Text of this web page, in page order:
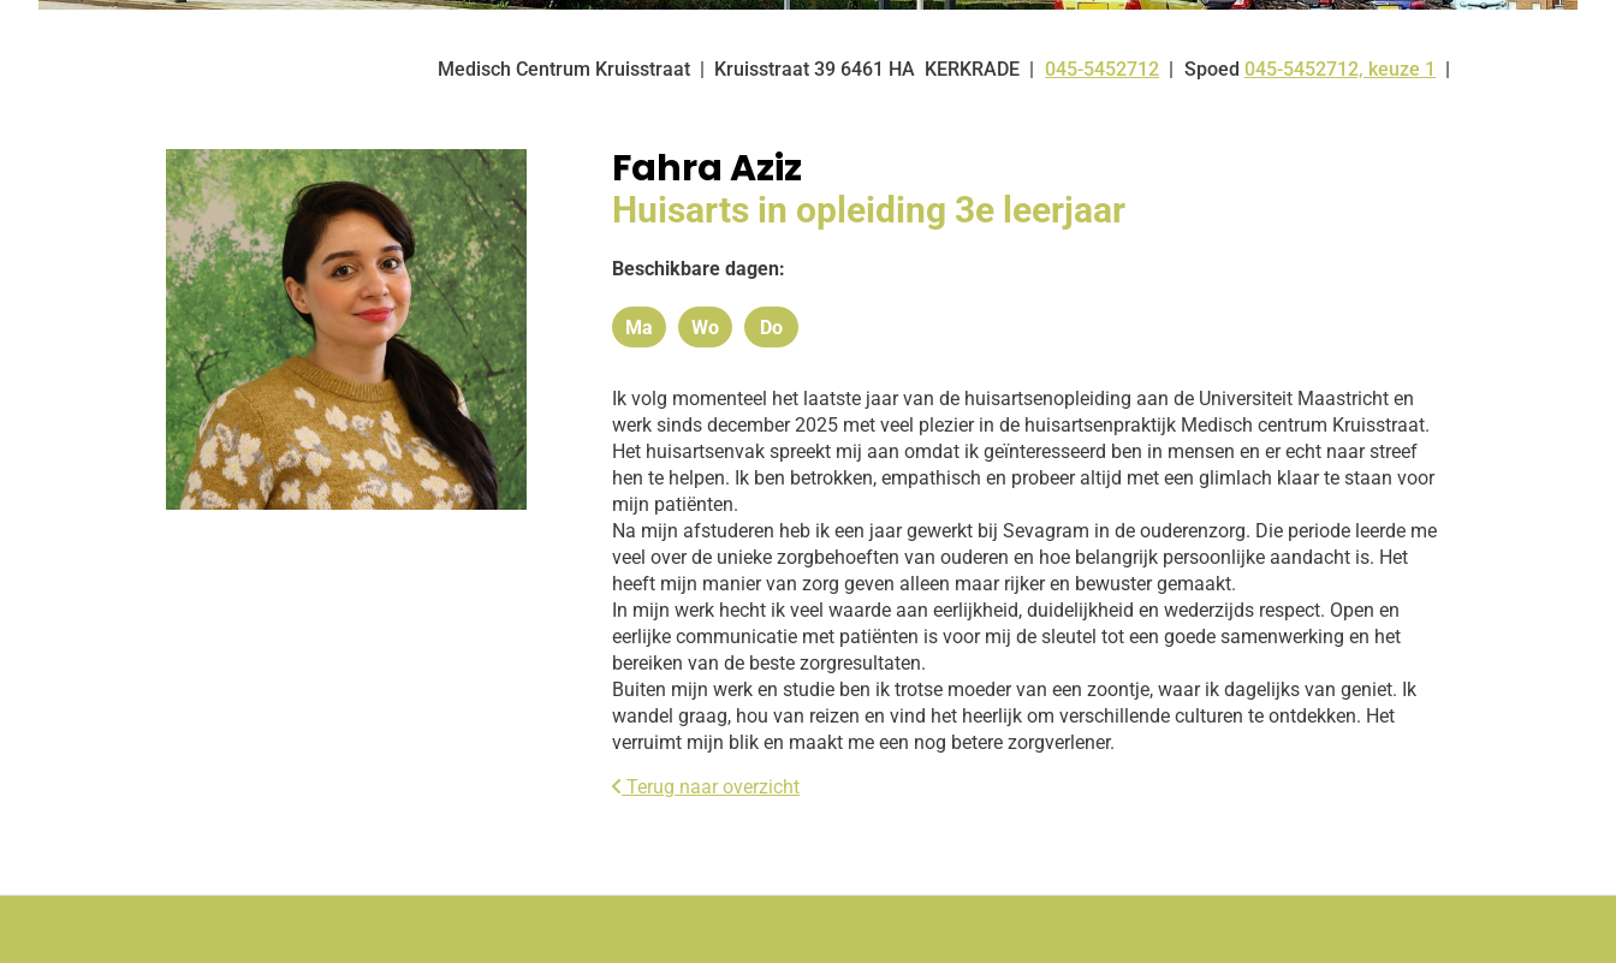
Medisch Centrum Kruisstraat Kruisstraat 39 6461 HA KERKRADE Tel:
045-5452712 Spoed 045-5452712, keuze 1
Fahra Aziz
Huisarts in opleiding 3e leerjaar
Beschikbare dagen:
Maandag
Ma Woensdag
Wo Donderdag
Do
Ik volg momenteel het laatste jaar van de huisartsenopleiding aan de Universiteit Maastricht en
werk sinds december 2025 met veel plezier in de huisartsenpraktijk Medisch centrum Kruisstraat.
Het huisartsenvak spreekt mij aan omdat ik geïnteresseerd ben in mensen en er echt naar streef
hen te helpen. Ik ben betrokken, empathisch en probeer altijd met een glimlach klaar te staan voor
mijn patiënten.
Na mijn afstuderen heb ik een jaar gewerkt bij Sevagram in de ouderenzorg. Die periode leerde me
veel over de unieke zorgbehoeften van ouderen en hoe belangrijk persoonlijke aandacht is. Het
heeft mijn manier van zorg geven alleen maar rijker en bewuster gemaakt.
In mijn werk hecht ik veel waarde aan eerlijkheid, duidelijkheid en wederzijds respect. Open en
eerlijke communicatie met patiënten is voor mij de sleutel tot een goede samenwerking en het
bereiken van de beste zorgresultaten.
Buiten mijn werk en studie ben ik trotse moeder van een zoontje, waar ik dagelijks van geniet. Ik
wandel graag, hou van reizen en vind het heerlijk om verschillende culturen te ontdekken. Het
verruimt mijn blik en maakt me een nog betere zorgverlener.
Terug naar overzicht